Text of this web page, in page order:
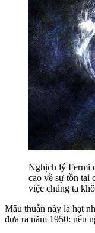
Nghịch lý Fermi
cao về sự tồn tại
việc chúng ta
Mâu thuẫn này là hạt
đưa ra năm 1950: nếu